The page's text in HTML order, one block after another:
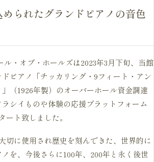
られたグランドピアノの音色
ル・オブ・ホールズは2023年3月下旬、当館
ピアノ「チッカリング・9フィート・アン
（1926年製）のオーバーホール資金調達
シイものや体験の応援プラットフォーム
ート致しました。
切に使用され歴史を刻んできた、世界的に
を、今後さらに100年、200年と永く後世